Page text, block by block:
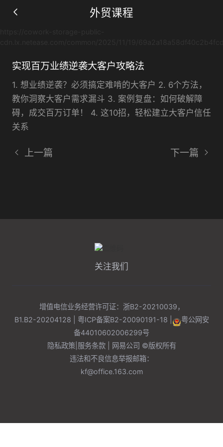
外贸课程
实现百万业绩逆袭大客户攻略法
1. 想业绩逆袭？必须搞定难啃的大客户 2. 6个方法，
教你洞察大客户需求漏斗 3. 案例复盘：如何破解障
碍，成交百万订单！ 4. 这10招，轻松建立大客户信任
关系
上一篇 下一篇
关注我们
增值电信业务经营许可证：浙B2-20210039，
B1.B2-20204128 |
粤ICP备案B2-20090191-18
粤公网安
备44010602006299号
隐私政策| 服务条款| 网易公司 ©版权所有
违法和不良信息举报邮箱：
kf@office.163.com
仅需要两步, 立即获得观看机会
立即观看